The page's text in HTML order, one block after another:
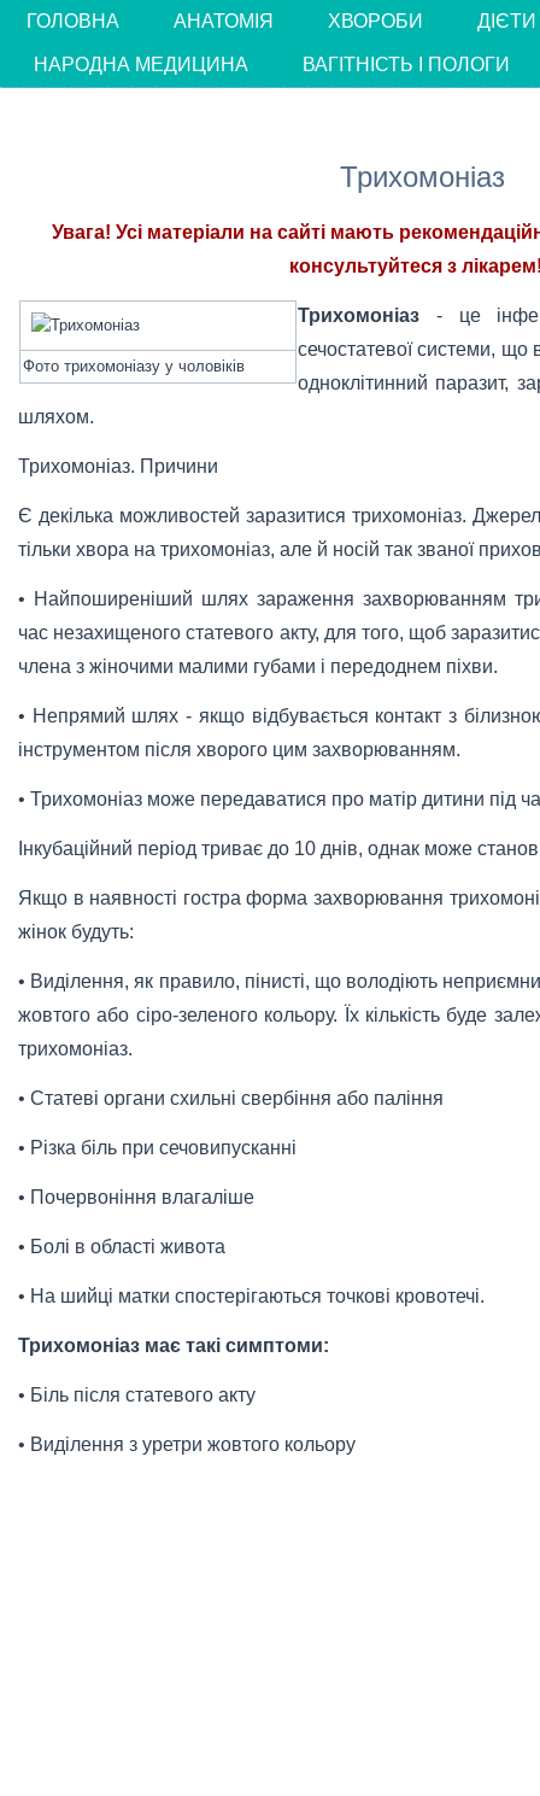
ГОЛОВНА АНАТОМІЯ ХВОРОБИ ДІЄТИ
НАРОДНА МЕДИЦИНА ВАГІТНІСТЬ І ПОЛОГИ
Трихомоніаз
Увага! Усі матеріали на сайті мають
консультуйтеся з
Фото трихомоніазу у чоловіків
Трихомоніаз - це
сечостатевої системи,
одноклітинний паразит,
шляхом.
Трихомоніаз. Причини
Є декілька можливостей заразитися трихомоніаз.
тільки хвора на трихомоніаз, але й носій так званої
• Найпоширеніший шлях зараження захворюванням
час незахищеного статевого акту, для того, щоб
члена з жіночими малими губами і передоднем піхви.
• Непрямий шлях - якщо відбувається контакт з
інструментом після хворого цим захворюванням.
• Трихомоніаз може передаватися про матір дитини під
Інкубаційний період триває до 10 днів, однак може
Якщо в наявності гостра форма захворювання
жінок будуть:
• Виділення, як правило, пінисті, що володіють
жовтого або сіро-зеленого кольору. Їх кількість буде
трихомоніаз.
• Статеві органи схильні свербіння або паління
• Різка біль при сечовипусканні
• Почервоніння влагаліше
• Болі в області живота
• На шийці матки спостерігаються точкові кровотечі.
Трихомоніаз має такі симптоми:
• Біль після статевого акту
• Виділення з уретри жовтого кольору